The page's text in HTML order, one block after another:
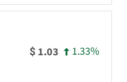
$ 1.03 1.33%